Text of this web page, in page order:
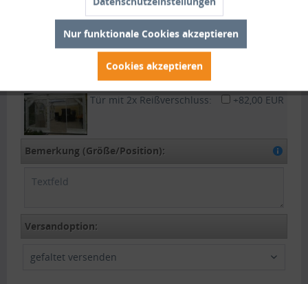
Plane mittels
Schnallriemen zum
+28,00 EUR
Tür mit 2x Reißverschluss: +82,00 EUR
Bemerkung (Größe/Position):
Versandoption:
gefaltet versenden
Nur funktionale Cookies akzeptieren
Cookies akzeptieren